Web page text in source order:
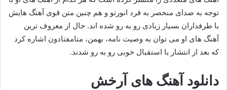
توجه به صدای منحصر به فرد انورتو و هم چنین متن قوی آهنگ هایش
با طرفداران بسیار زیادی رو به رو شده اند. حال از معروف‌ ترین
آهنگ‌ های او می‌ توان به وصیت نامه، بهمن، متامفتادون اشاره کرد
که بعد از انتشار با استقبال خوبی رو به رو شدند.
دانلود آهنگ های آرخش